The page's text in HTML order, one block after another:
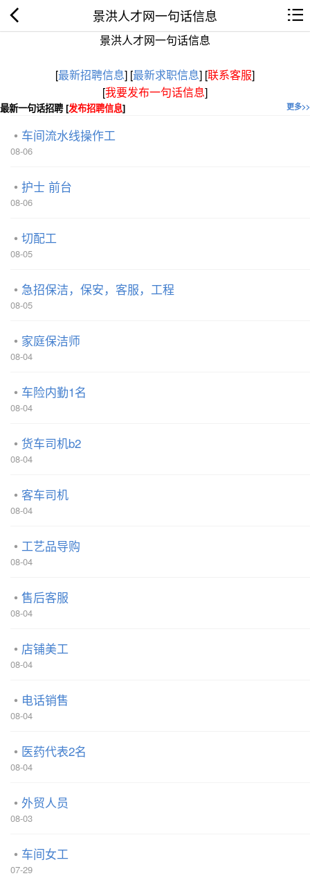
景洪人才网一句话信息
景洪人才网一句话信息
[最新招聘信息] [最新求职信息] [联系客服]
[我要发布一句话信息]
更多>>
最新一句话招聘 [发布招聘信息]
车间流水线操作工
08-06
护士 前台
08-06
切配工
08-05
急招保洁，保安，客服，工程
08-05
家庭保洁师
08-04
车险内勤1名
08-04
货车司机b2
08-04
客车司机
08-04
工艺品导购
08-04
售后客服
08-04
店铺美工
08-04
电话销售
08-04
医药代表2名
08-04
外贸人员
08-03
车间女工
07-29